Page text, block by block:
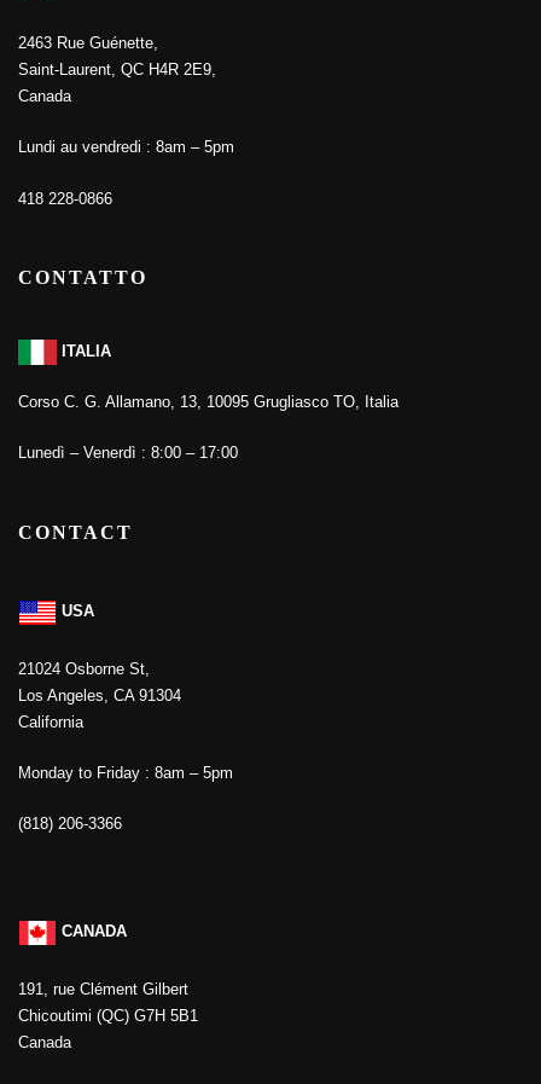
2463 Rue Guénette,
Saint-Laurent, QC H4R 2E9,
Canada
Lundi au vendredi : 8am – 5pm
418 228-0866
CONTATTO
ITALIA
Corso C. G. Allamano, 13, 10095 Grugliasco TO, Italia
Lunedì – Venerdì : 8:00 – 17:00
CONTACT
USA
21024 Osborne St,
Los Angeles, CA 91304
California
Monday to Friday : 8am – 5pm
(818) 206-3366
CANADA
191, rue Clément Gilbert
Chicoutimi (QC) G7H 5B1
Canada